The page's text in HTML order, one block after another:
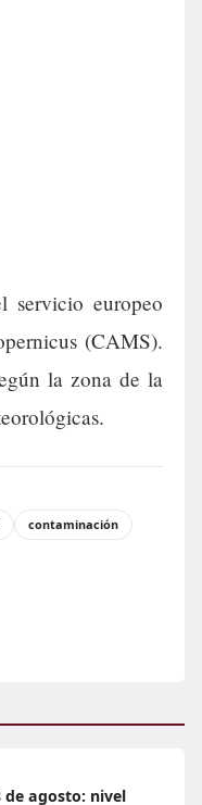
servicio europeo
(CAMS).
la zona de la
contaminación
de agosto: nivel